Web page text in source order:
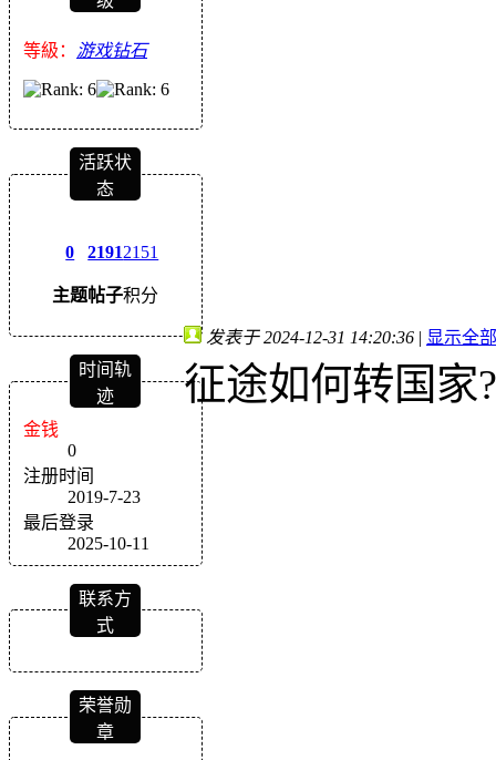
等級： 游戏钻石
活跃状
态
0
主题
2191
帖子
2151
积分
时间轨
迹
金钱
0
注册时间
2019-7-23
最后登录
2025-10-11
联系方
式
荣誉勋
章
发表于 2024-12-31 14:20:36 | 显示全
征途如何转国家?